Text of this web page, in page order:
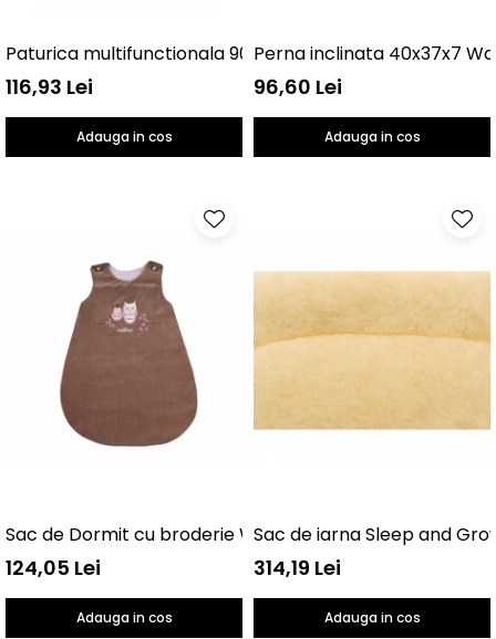
Paturica multifunctionala 90x90 Womar Zaffiro AN-
116,93 Lei
Adauga in cos
Perna inclinata 40x37x7
96,60 Lei
Adauga in cos
Sac de Dormit cu broderie Womar Zaffiro AN-SD-01
124,05 Lei
Adauga in cos
Sac de iarna Sleep and
314,19 Lei
Adauga in cos